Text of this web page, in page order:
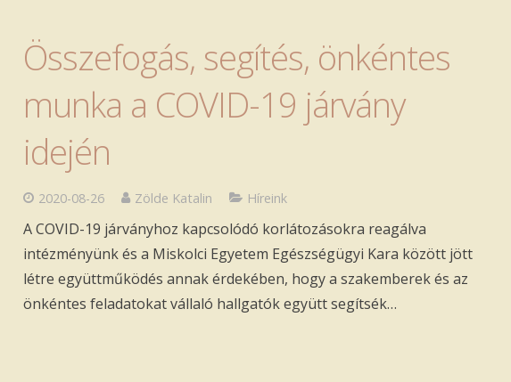
Összefogás, segítés, önkéntes
munka a COVID-19 járvány
idején
2020-08-26 Zölde Katalin Híreink
A COVID-19 járványhoz kapcsolódó korlátozásokra reagálva
intézményünk és a Miskolci Egyetem Egészségügyi Kara között jött
létre együttműködés annak érdekében, hogy a szakemberek és az
önkéntes feladatokat vállaló hallgatók együtt segítsék…